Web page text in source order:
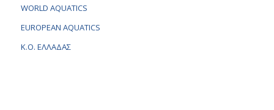
WORLD AQUATICS
EUROPEAN AQUATICS
K.O. ΕΛΛΑΔΑΣ